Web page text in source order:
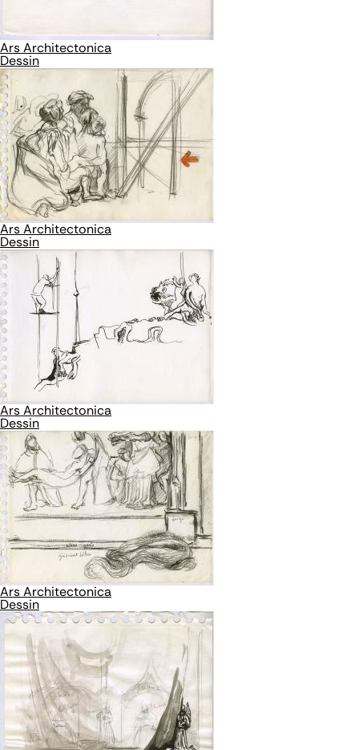
Ars Architectonica
Dessin
Ars Architectonica
Dessin
Ars Architectonica
Dessin
Ars Architectonica
Dessin